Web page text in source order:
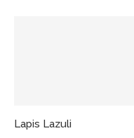
Lapis Lazuli